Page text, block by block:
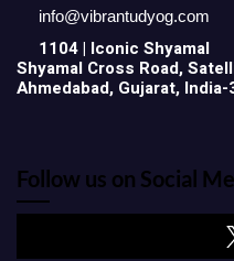
info@vibrantudyog.com
1104 | Iconic Shyamal
Shyamal Cross Road,
Ahmedabad, Gujarat,
Follow us on Social